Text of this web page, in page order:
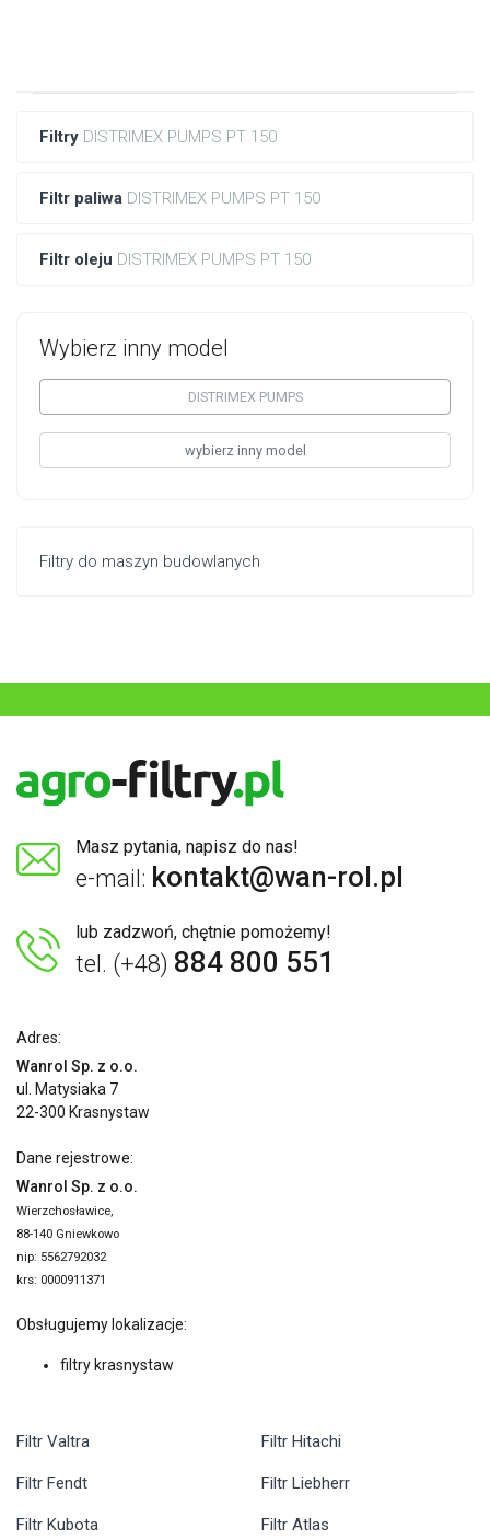
Filtry DISTRIMEX PUMPS PT 150
Filtr paliwa DISTRIMEX PUMPS PT 150
Filtr oleju DISTRIMEX PUMPS PT 150
Wybierz inny model
DISTRIMEX PUMPS
wybierz inny model
Filtry do maszyn budowlanych
Masz pytania, napisz do nas!
e-mail: kontakt@wan-rol.pl
lub zadzwoń, chętnie pomożemy!
tel. (+48) 884 800 551
Adres:
Wanrol Sp. z o.o.
ul. Matysiaka 7
22-300 Krasnystaw
Dane rejestrowe:
Wanrol Sp. z o.o.
Wierzchosławice,
88-140 Gniewkowo
nip: 5562792032
krs: 0000911371
Obsługujemy lokalizacje:
filtry krasnystaw
Filtr Valtra
Filtr Fendt
Filtr Kubota
Filtr Hitachi
Filtr Liebherr
Filtr Atlas